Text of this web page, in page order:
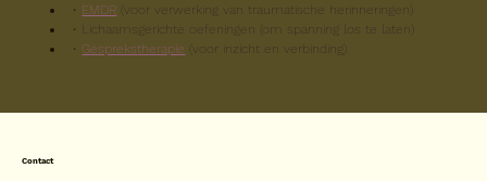
• EMDR (voor verwerking van traumatische herinneringen)
• Lichaamsgerichte oefeningen (om spanning los te laten)
• Gesprekstherapie (voor inzicht en verbinding)
Contact